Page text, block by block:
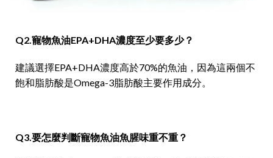
Q2.寵物魚油EPA+DHA濃度至少要多少？
建議選擇EPA+DHA濃度高於70%的魚油，因為這兩個不
飽和脂肪酸是Omega-3脂肪酸主要作用成分。
Q3.要怎麼判斷寵物魚油魚腥味重不重？